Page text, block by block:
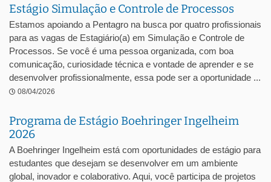
Estágio Simulação e Controle de Processos
Estamos apoiando a Pentagro na busca por quatro profissionais
para as vagas de Estagiário(a) em Simulação e Controle de
Processos. Se você é uma pessoa organizada, com boa
comunicação, curiosidade técnica e vontade de aprender e se
desenvolver profissionalmente, essa pode ser a oportunidade ...
08/04/2026
Programa de Estágio Boehringer Ingelheim
2026
A Boehringer Ingelheim está com oportunidades de estágio para
estudantes que desejam se desenvolver em um ambiente
global, inovador e colaborativo. Aqui, você participa de projetos